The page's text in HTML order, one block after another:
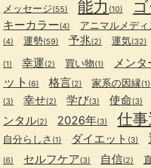
メッセージ(55) 能力 (10)
キーカラー(4) アニマルメディ
(4) 運勢(59) 予兆(2) 運気(32)
(1) 幸運(2) 買い物(1) メンタ
ット (6) 格言(2) 家系の因縁(1)
(3) 幸せ(2) 学び(3) 使命(3)
ンタル(2) 2026年(3) 仕事
自分らしさ (1) ダイエット (3)
(6) セルフケア(3) 自信(2)